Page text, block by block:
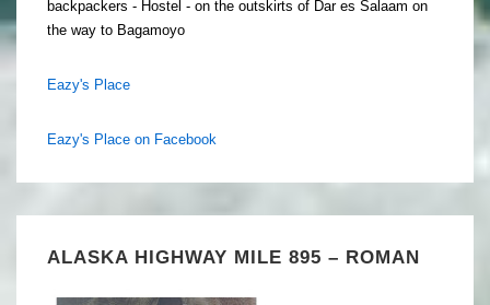
backpackers - Hostel - on the outskirts of Dar es Salaam on
the way to Bagamoyo
Eazy's Place
Eazy's Place on Facebook
ALASKA HIGHWAY MILE 895 – ROMAN